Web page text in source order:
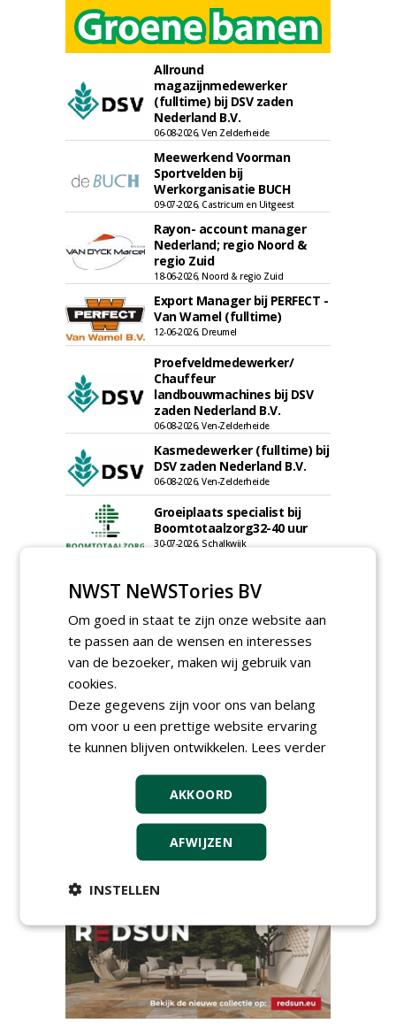
Allround
magazijnmedewerker
(fulltime) bij DSV zaden
Nederland B.V.
06-08-2026, Ven Zelderheide
Meewerkend Voorman
Sportvelden bij
Werkorganisatie BUCH
09-07-2026, Castricum en Uitgeest
Rayon- account manager
Nederland; regio Noord &
regio Zuid
18-06-2026, Noord & regio Zuid
Export Manager bij PERFECT -
Van Wamel (fulltime)
12-06-2026, Dreumel
Proefveldmedewerker/
Chauffeur
landbouwmachines bij DSV
zaden Nederland B.V.
06-08-2026, Ven-Zelderheide
Kasmedewerker (fulltime) bij
DSV zaden Nederland B.V.
06-08-2026, Ven-Zelderheide
Groeiplaats specialist bij
Boomtotaalzorg32-40 uur
30-07-2026, Schalkwijk
Boomtotaalzorg24-40 uur
meer Groene Banen
GREEN OUTLET
Iedereen kan gratis kleine advertenties
plaatsen via zijn eigen account.
Plaats een gratis advertentie
NWST NeWSTories BV
Om goed in staat te zijn onze website aan
te passen aan de wensen en interesses
van de bezoeker, maken wij gebruik van
cookies.
Deze gegevens zijn voor ons van belang
om voor u een prettige website ervaring
te kunnen blijven ontwikkelen. Lees verder
AKKOORD
AFWIJZEN
INSTELLEN